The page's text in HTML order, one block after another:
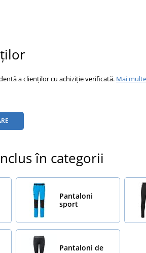
a clienților cu achiziție verificată. Mai
în categorii
Pantaloni
sport
Pantaloni de